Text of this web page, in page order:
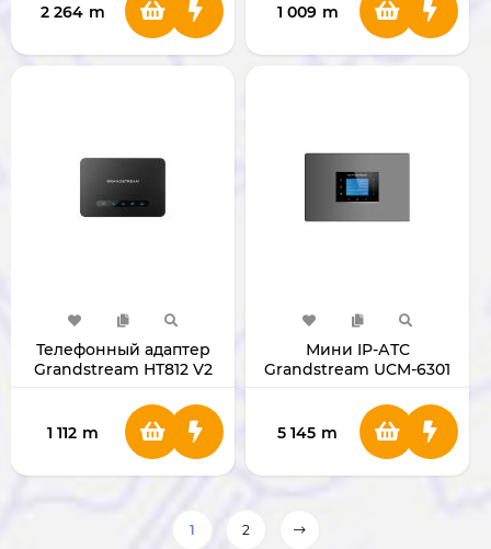
2 264 m 1 009 m
Телефонный адаптер
Grandstream HT812 V2
1 112 m
Мини IP-АТС
Grandstream UCM-6301
5 145 m
1 2